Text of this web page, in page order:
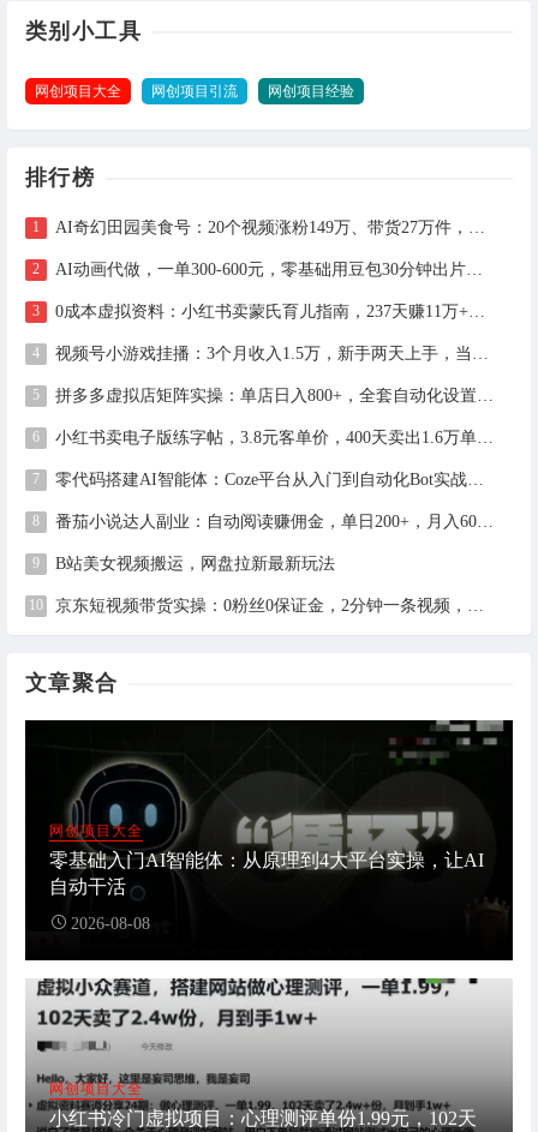
类别小工具
网创项目大全 网创项目引流 网创项目经验
排行榜
B站美女视频搬运，网盘拉新最新玩法
文章聚合
网创项目大全
零基础入门AI智能体：从原理到4大平台实操，让AI
自动干活
2026-08-08
网创项目大全
小红书冷门虚拟项目：心理测评单份1.99元，102天